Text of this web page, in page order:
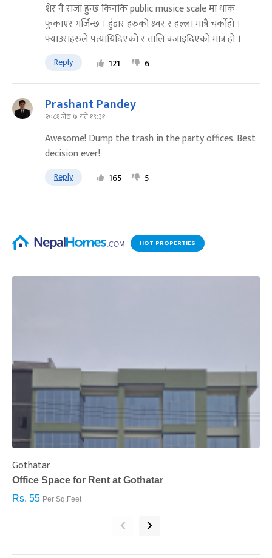
शेर नै राजा हुन्छ किनकि public musice scale मा धाक
फुकाएर गर्जिन्छ । हुंडार हरुकाे श्र्वर र हल्ला मात्रै चर्काेहाे ।
फ्याउराहरुले पत्यायिदिएकाे र तालि वजाइदिएकाे मात्र हाे ।
Reply 121 6
Prashant Pandey
२०८१ जेठ ७ गते १९:३१
Awesome! Dump the trash in the party offices. Best
decision ever!
Reply 165 5
HOT PROPERTIES
Gothatar
Office Space for Rent at Gothatar
Rs. 55 Per Sq.Feet
‹ ›